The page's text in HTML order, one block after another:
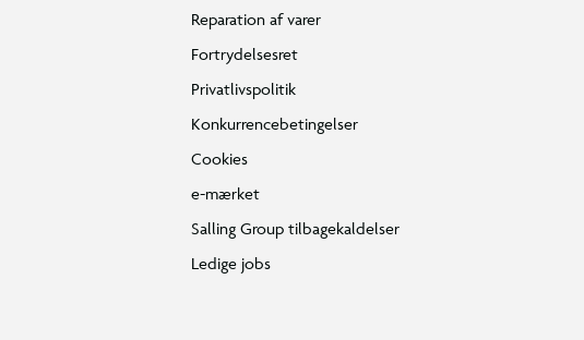
Reparation af varer
Fortrydelsesret
Privatlivspolitik
Konkurrencebetingelser
Cookies
e-mærket
Salling Group tilbagekaldelser
Ledige jobs